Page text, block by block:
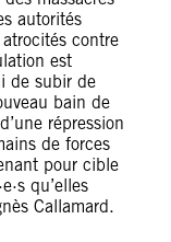
autorités
contre
est
de subir de
bain de
répression
de forces
pour cible
qu’elles
Callamard.